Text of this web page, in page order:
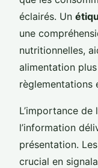
éclairés. Un
une
nutritionnelles,
alimentation
règlementations
L’importance de
l’information
présentation. Les
crucial en